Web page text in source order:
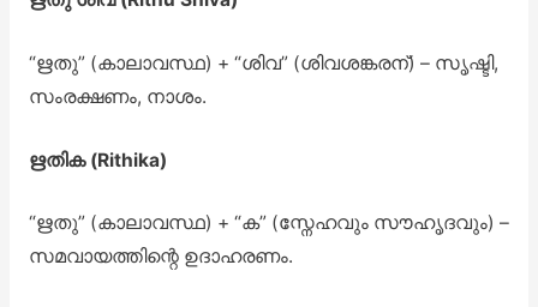
“ഋതു” (കാലാവസ്ഥ) + “ശിവ” (ശിവശങ്കരന്) – സൃഷ്ടി,
സംരക്ഷണം, നാശം.
ഋതിക (Rithika)
“ഋതു” (കാലാവസ്ഥ) + “ക” (സ്നേഹവും സൗഹൃദവും) –
സമവായത്തിന്റെ ഉദാഹരണം.